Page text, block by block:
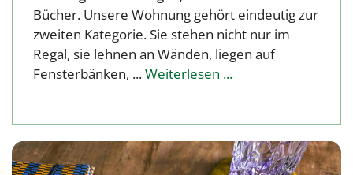
Bücher. Unsere Wohnung gehört eindeutig zur
zweiten Kategorie. Sie stehen nicht nur im
Regal, sie lehnen an Wänden, liegen auf
Fensterbänken, ...Weiterlesen ...